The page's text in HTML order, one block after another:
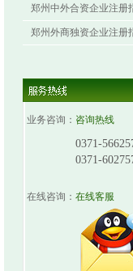
郑州中外合资企业注册
郑州外商独资企业注册
业务咨询： 咨询热线
0371-
0371-
在线咨询： 在线客服